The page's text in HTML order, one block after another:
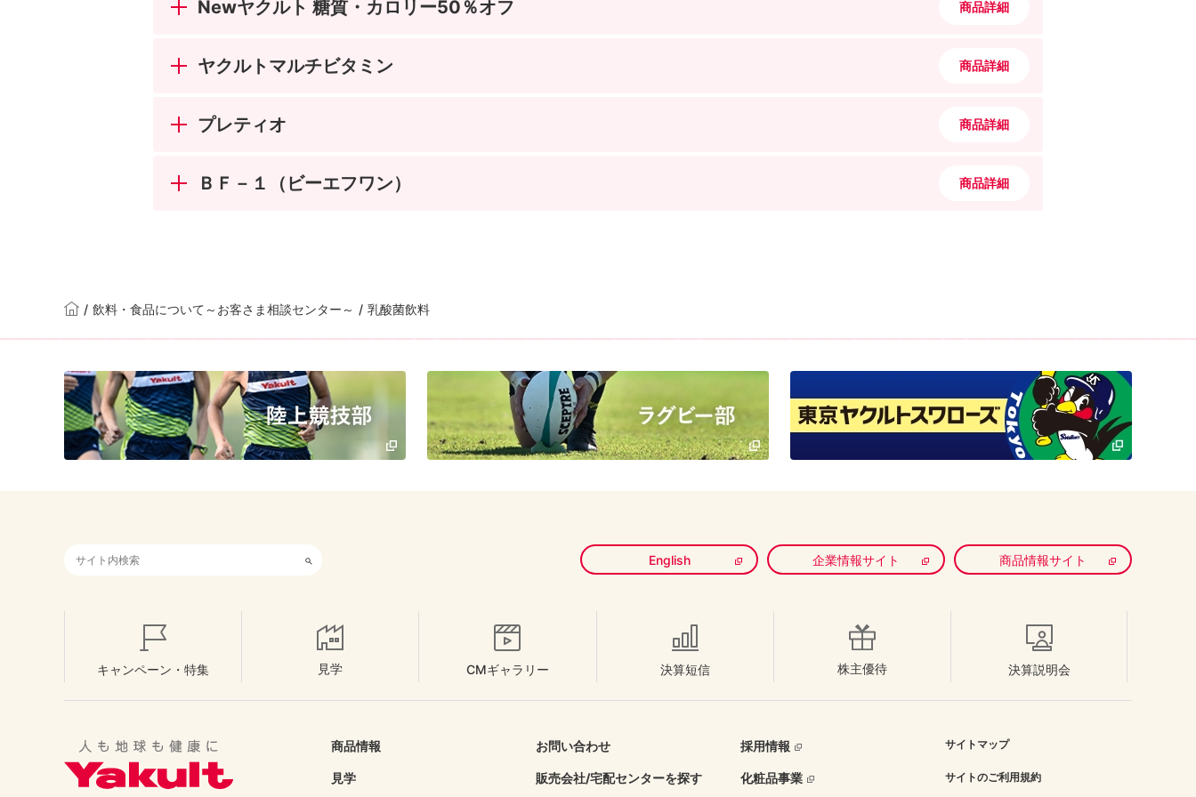
Newヤクルト 糖質・カロリー50％オフ 商品詳細
ヤクルトマルチビタミン 商品詳細
プレティオ 商品詳細
ＢＦ－１（ビーエフワン） 商品詳細
/ 飲料・食品について～お客さま相談センター～ / 乳酸菌飲料
検索キーワード入力
English 企業情報サイト 商品情報サイト
キャンペーン・特集 見学 CMギャラリー 決算短信 株主優待 決算説明会
商品情報
見学
お問い合わせ
販売会社/宅配センターを探す
採用情報
化粧品事業
サイトマップ
サイトのご利用規約